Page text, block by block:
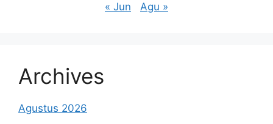
« Jun Agu »
Archives
Agustus 2026